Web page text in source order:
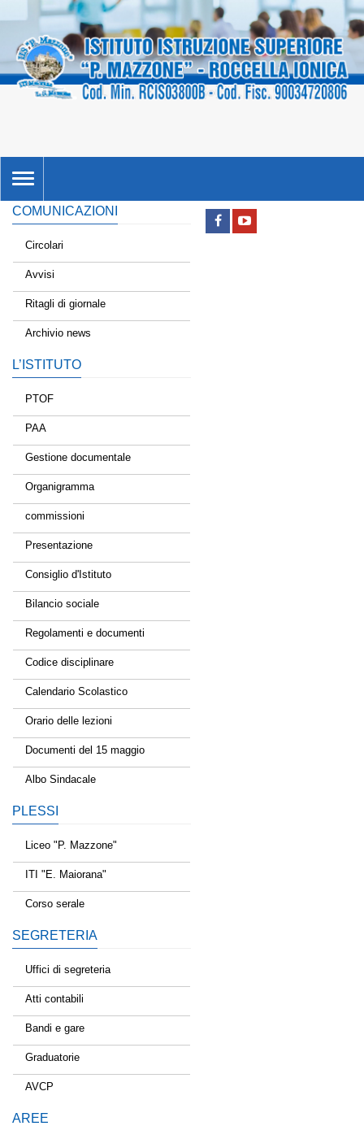
TOGGLE
NAVIGATION
COMUNICAZIONI
Circolari
Avvisi
Ritagli di giornale
Archivio news
L’ISTITUTO
PTOF
PAA
Gestione documentale
Organigramma
commissioni
Presentazione
Consiglio d'Istituto
Bilancio sociale
Regolamenti e documenti
Codice disciplinare
Calendario Scolastico
Orario delle lezioni
Documenti del 15 maggio
Albo Sindacale
PLESSI
Liceo "P. Mazzone"
ITI "E. Maiorana"
Corso serale
SEGRETERIA
Uffici di segreteria
Atti contabili
Bandi e gare
Graduatorie
AVCP
AREE